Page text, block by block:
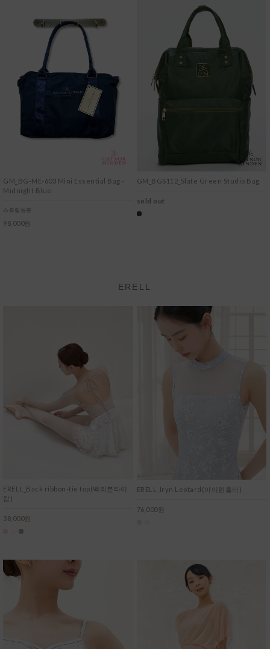
GM_BG-ME-603 Mini Essential Bag -
Midnight Blue
스트랩동봉
98,000원
GM_BGS112_Slate Green Studio Bag
sold out
ERELL
ERELL_Back ribbon-tie top(백리본타이
탑)
38,000원
ERELL_Iryn Leotard(아이린홀터)
76,000원